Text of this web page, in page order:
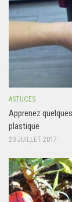
ASTUCES
Apprenez
plastique
20 JUILLET 2017